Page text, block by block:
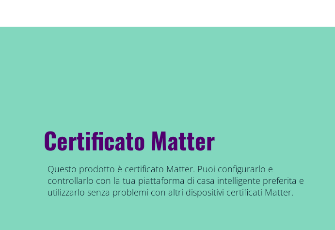
Certificato Matter
Questo prodotto è certificato Matter. Puoi configurarlo e
controllarlo con la tua piattaforma di casa intelligente preferita e
utilizzarlo senza problemi con altri dispositivi certificati Matter.